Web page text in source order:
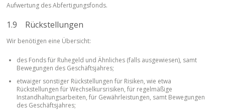
Aufwertung des Abfertigungsfonds.
1.9 Rückstellungen
Wir benötigen eine Übersicht:
des Fonds für Ruhegeld und Ähnliches (falls ausgewiesen), samt
Bewegungen des Geschäftsjahres;
etwaiger sonstiger Rückstellungen für Risiken, wie etwa
Rückstellungen für Wechselkursrisiken, für regelmäßige
Instandhaltungsarbeiten, für Gewährleistungen, samt Bewegungen
des Geschäftsjahres;